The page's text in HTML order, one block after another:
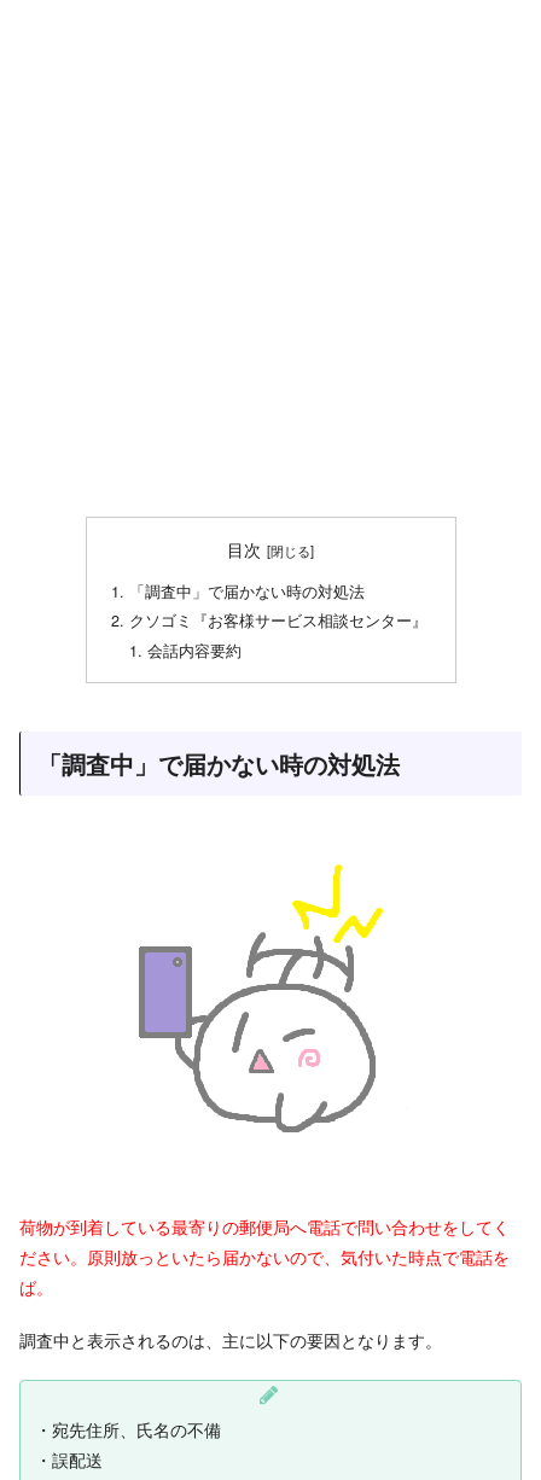
目次
「調査中」で届かない時の対処法
クソゴミ『お客様サービス相談センター』
会話内容要約
「調査中」で届かない時の対処法
荷物が到着している最寄りの郵便局へ電話で問い合わせをしてく
ださい。原則放っといたら届かないので、気付いた時点で電話を
ば。
調査中と表示されるのは、主に以下の要因となります。
・宛先住所、氏名の不備
・誤配送